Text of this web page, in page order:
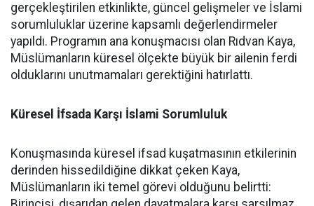
gerçekleştirilen etkinlikte, güncel gelişmeler ve İslami
sorumluluklar üzerine kapsamlı değerlendirmeler
yapıldı. Programın ana konuşmacısı olan Rıdvan Kaya,
Müslümanların küresel ölçekte büyük bir ailenin ferdi
olduklarını unutmamaları gerektiğini hatırlattı.
Küresel İfsada Karşı İslami Sorumluluk
Konuşmasında küresel ifsad kuşatmasının etkilerinin
derinden hissedildiğine dikkat çeken Kaya,
Müslümanların iki temel görevi olduğunu belirtti: